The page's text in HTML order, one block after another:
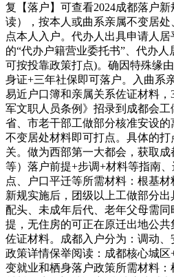
复【落户】可查看2024成都落户
读），按本人或曲系亲属不变居
点本人入户。代办人出具申请人
的“代办户籍营业委托书”、代办人
可按投靠政策打点)。确因特殊缘
身证+三年社保即可落户。入曲系
易近户口簿和亲属关系佐证材料
军文职人员条例》招录到成都会
省、市老干部工做部分核准安设
不变居处材料即可打点。具体的
关。做为西部第一大都会，获取
等）落户前提+步调+材料等指南
点、户口平迁等所需材料：根基材
新规实施后，团级以上工做部分
配头、未成年后代、老年父母需
提，无住房的可正在原迁出地公
佐证材料。成都入户分为：调动
政策详情保举阅读：成都核心城
变就业和栖身落户政策所需材料